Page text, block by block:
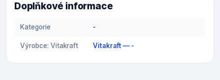
Doplňkové informace
Kategorie -
Výrobce: Vitakraft Vitakraft — -